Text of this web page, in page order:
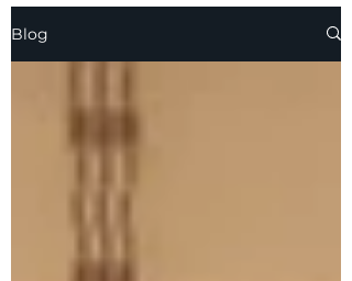
Marketing Sensorial Olfativo
Blog